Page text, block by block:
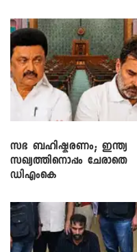
സഭ ബഹിഷ്കരണം; ഇന്ത്യ
സഖ്യത്തിനൊപ്പം ചേരാതെ
ഡിഎംകെ